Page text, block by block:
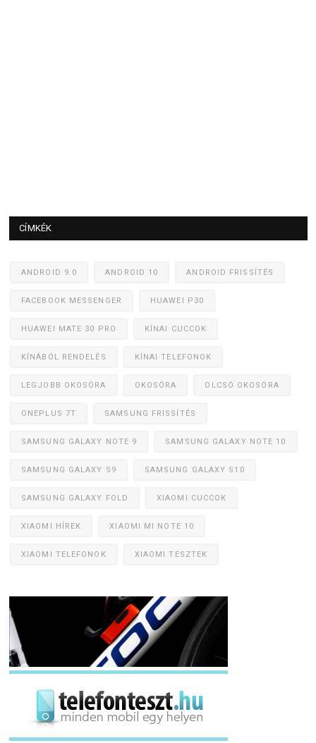
CÍMKÉK
ANDROID 9.0 ANDROID 10 ANDROID FRISSÍTÉS
FACEBOOK MESSENGER HUAWEI P30
HUAWEI MATE 30 PRO KÍNAI CUCCOK
KÍNÁBÓL RENDELÉS KÍNAI TELEFONOK
LEGJOBB OKOSÓRA OKOSÓRA OLCSÓ OKOSÓRA
ONEPLUS 7T SAMSUNG FRISSÍTÉS
SAMSUNG GALAXY NOTE 9 SAMSUNG GALAXY NOTE 10
SAMSUNG GALAXY S9 SAMSUNG GALAXY S10
SAMSUNG GALAXY FOLD XIAOMI CUCCOK
XIAOMI HÍREK XIAOMI MI NOTE 10
XIAOMI TELEFONOK XIAOMI TESZTEK